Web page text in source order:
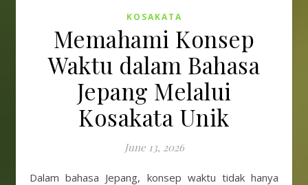
KOSAKATA
Memahami Konsep
Waktu dalam Bahasa
Jepang Melalui
Kosakata Unik
June 13, 2026
Dalam bahasa Jepang, konsep waktu tidak hanya